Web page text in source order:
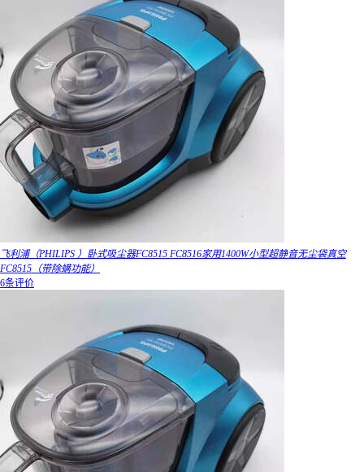
飞利浦（PHILIPS ）卧式吸尘器FC8515 FC8516家用1400W小型超静音无尘袋真空
FC8515（带除螨功能）
6条评价